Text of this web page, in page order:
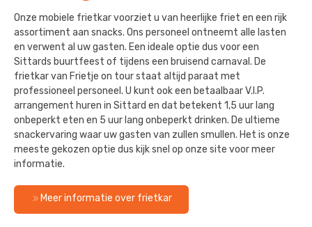
Onze mobiele frietkar voorziet u van heerlijke friet en een rijk
assortiment aan snacks. Ons personeel ontneemt alle lasten
en verwent al uw gasten. Een ideale optie dus voor een
Sittards buurtfeest of tijdens een bruisend carnaval. De
frietkar van Frietje on tour staat altijd paraat met
professioneel personeel. U kunt ook een betaalbaar V.I.P.
arrangement huren in Sittard en dat betekent 1,5 uur lang
onbeperkt eten en 5 uur lang onbeperkt drinken. De ultieme
snackervaring waar uw gasten van zullen smullen. Het is onze
meeste gekozen optie dus kijk snel op onze site voor meer
informatie.
Meer informatie over frietkar